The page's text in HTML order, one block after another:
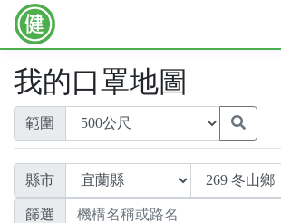
我的口罩地圖
範圍
縣市
篩選